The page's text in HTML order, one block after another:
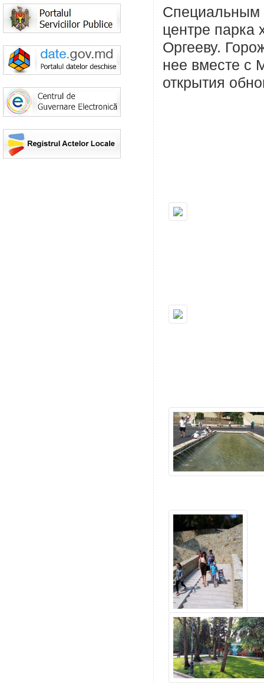
Специальным
центре парка
Оргееву.
нее вместе с
открытия